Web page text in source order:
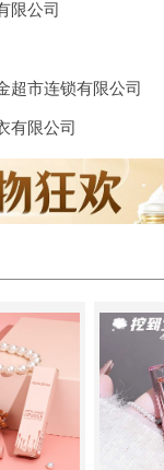
限公司
超市连锁有限公司
有限公司